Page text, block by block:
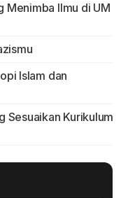
Menimba Ilmu di UM
Islam dan
Sesuaikan Kurikulum